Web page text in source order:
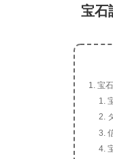
宝石
宝